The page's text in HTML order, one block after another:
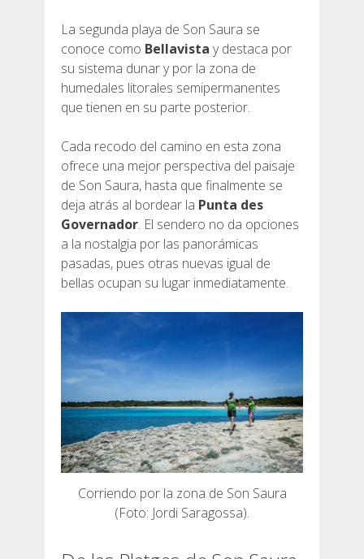
La segunda playa de Son Saura se
conoce como Bellavista y destaca por
su sistema dunar y por la zona de
humedales litorales semipermanentes
que tienen en su parte posterior.
Cada recodo del camino en esta zona
ofrece una mejor perspectiva del paisaje
de Son Saura, hasta que finalmente se
deja atrás al bordear la Punta des
Governador. El sendero no da opciones
a la nostalgia por las panorámicas
pasadas, pues otras nuevas igual de
bellas ocupan su lugar inmediatamente.
Corriendo por la zona de Son Saura
(Foto: Jordi Saragossa).